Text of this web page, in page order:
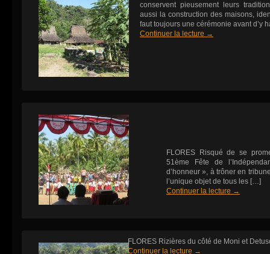
conservent pieusement leurs
aussi la construction des maisons,
faut toujours une cérémonie avant d’y
Continuer la lecture →
FLORES Risqué de se
51ème Fête de
d’honneur », à trôner en
l’unique objet de tous les […]
Continuer la lecture →
FLORES Rizières du côté de Moni et
Continuer la lecture →